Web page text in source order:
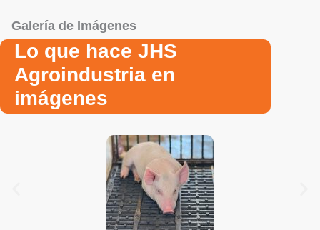
Galería de Imágenes
Lo que hace JHS
Agroindustria en
imágenes